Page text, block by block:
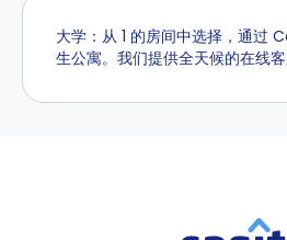
大学：从 1 的房间中选择，通过
生公寓。我们提供全天候的在线客